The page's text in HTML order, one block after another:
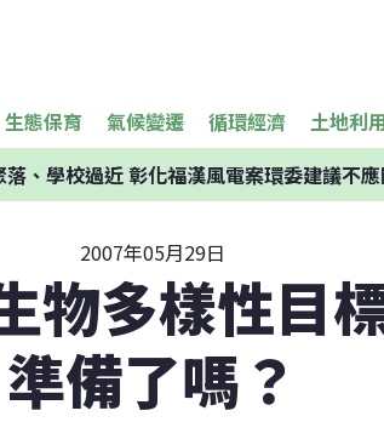
生態保育 氣候變遷 循環經濟 土地利
落、學校過近 彰化福漢風電案環委建議不
2007年05月29日
物多樣性目
準備了嗎？